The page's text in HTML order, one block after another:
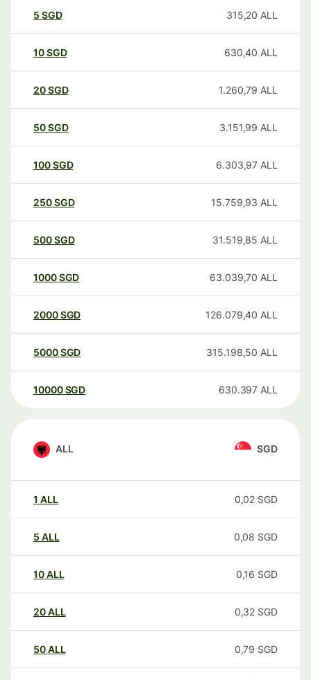
5 SGD 315,20 ALL
10SGD 630,40 ALL
20SGD 1.260,79 ALL
50SGD 3.151,99 ALL
100SGD 6.303,97 ALL
250SGD 15.759,93 ALL
500SGD 31.519,85 ALL
1000SGD 63.039,70 ALL
2000SGD 126.079,40 ALL
5000SGD 315.198,50 ALL
10000 SGD 630.397 ALL
ALL SGD
1 ALL 0,02 SGD
5 ALL 0,08 SGD
10ALL 0,16 SGD
20ALL 0,32 SGD
50ALL 0,79 SGD